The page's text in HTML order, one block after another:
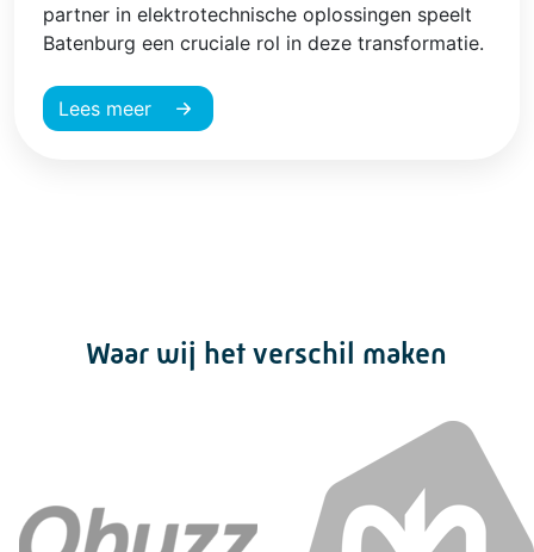
partner in elektrotechnische oplossingen speelt
Batenburg een cruciale rol in deze transformatie.
Lees meer
Waar wij het verschil maken